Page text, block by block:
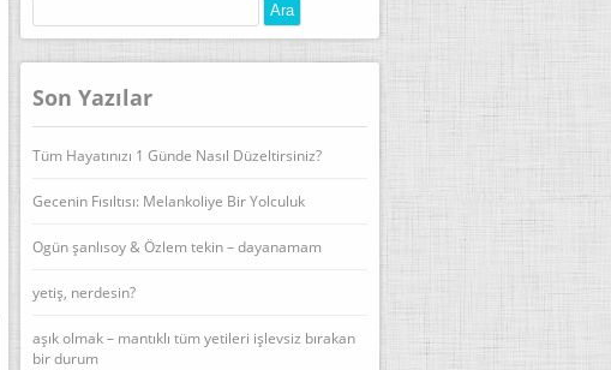
Son Yazılar
Tüm Hayatınızı 1 Günde Nasıl Düzeltirsiniz?
Gecenin Fısıltısı: Melankoliye Bir Yolculuk
Ogün şanlısoy & Özlem tekin – dayanamam
yetiş, nerdesin?
aşık olmak – mantıklı tüm yetileri işlevsiz bırakan
bir durum